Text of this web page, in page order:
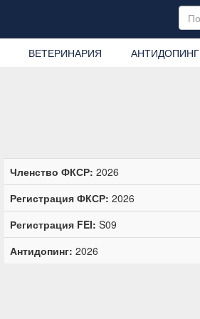
ВЕТЕРИНАРИЯ АНТИДОПИНГ
Членство ФКСР: 2026
Регистрация ФКСР: 2026
Регистрация FEI: S09
Антидопинг: 2026